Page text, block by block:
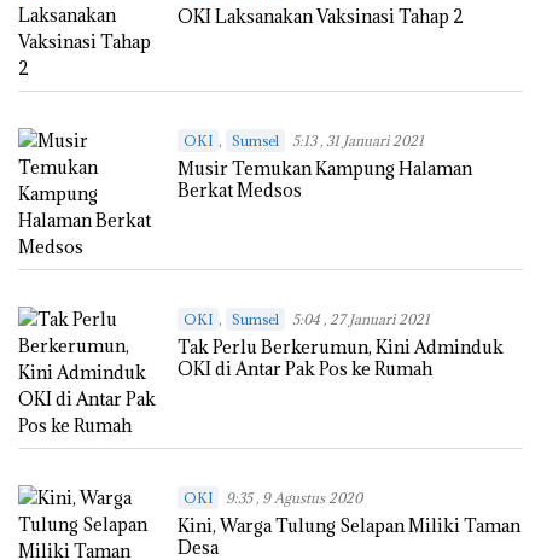
OKI Laksanakan Vaksinasi Tahap 2
OKI , Sumsel 5:13 , 31 Januari 2021
Musir Temukan Kampung Halaman
Berkat Medsos
OKI , Sumsel 5:04 , 27 Januari 2021
Tak Perlu Berkerumun, Kini Adminduk
OKI di Antar Pak Pos ke Rumah
OKI 9:35 , 9 Agustus 2020
Kini, Warga Tulung Selapan Miliki Taman
Desa